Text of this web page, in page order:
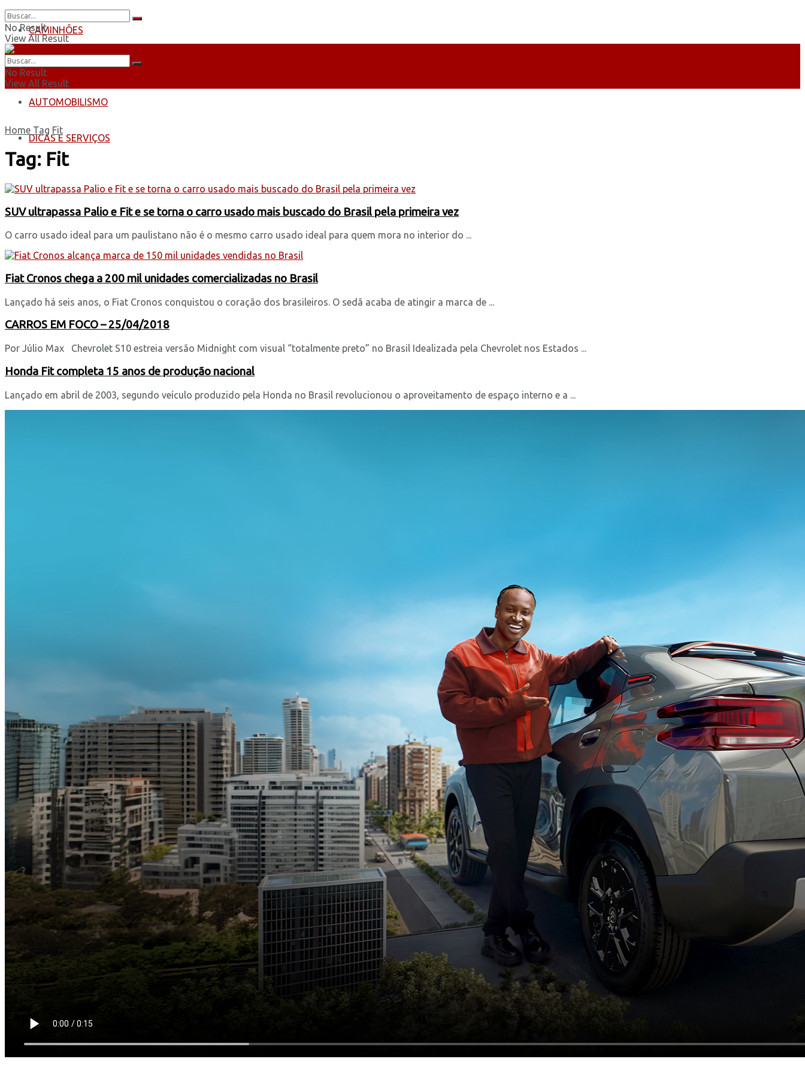
CAMINHÕES
ÔNIBUS
AUTOMOBILISMO
DICAS E SERVIÇOS
No Result
View All Result
No Result
View All Result
Home Tag Fit
Tag: Fit
SUV ultrapassa Palio e Fit e se torna o carro usado mais buscado do Brasil pela primeira vez
O carro usado ideal para um paulistano não é o mesmo carro usado ideal para quem mora no interior do ...
Fiat Cronos chega a 200 mil unidades comercializadas no Brasil
Lançado há seis anos, o Fiat Cronos conquistou o coração dos brasileiros. O sedã acaba de atingir a marca de ...
CARROS EM FOCO – 25/04/2018
Por Júlio Max Chevrolet S10 estreia versão Midnight com visual “totalmente preto” no Brasil Idealizada pela Chevrolet nos Estados ...
Honda Fit completa 15 anos de produção nacional
Lançado em abril de 2003, segundo veículo produzido pela Honda no Brasil revolucionou o aproveitamento de espaço interno e a ...